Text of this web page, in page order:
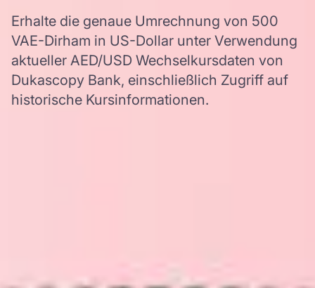
Erhalte die genaue Umrechnung von 500
VAE-Dirham in US-Dollar unter Verwendung
aktueller AED/USD Wechselkursdaten von
Dukascopy Bank, einschließlich Zugriff auf
historische Kursinformationen.